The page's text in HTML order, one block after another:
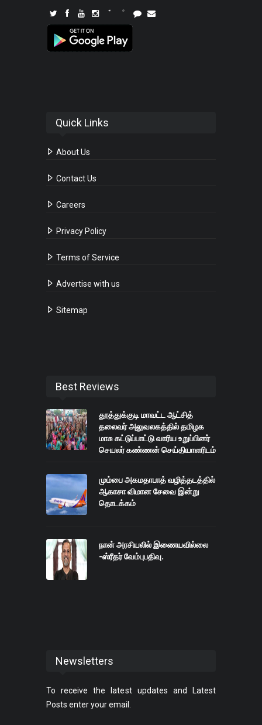
Quick Links
About Us
Contact Us
Careers
Privacy Policy
Terms of Service
Advertise with us
Sitemap
Best Reviews
தூத்துக்குடி மாவட்ட ஆட்சித்
தலைவர் அலுவலகத்தில் தமிழக
மாசு கட்டுப்பாட்டு வாரிய உறுப்பினர்
செயலர் கண்ணன் செய்தியாளரிடம்
மும்பை அகமதாபாத் வழித்தடத்தில்
ஆகாசா விமான சேவை இன்று
தொடக்கம்
நான் அரசியலில் இணையவில்லை
-ஸ்ரீதர் வேம்புபதிவு.
Newsletters
To receive the latest updates and Latest
Posts enter your email.